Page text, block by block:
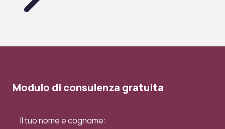
Modulo di consulenza gratuita